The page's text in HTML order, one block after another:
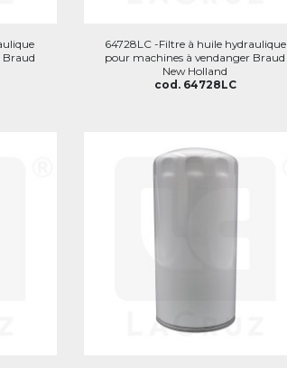
Braud
64728LC -Filtre à huile hydraulique
pour machines à vendanger Braud
New Holland
cod. 64728LC